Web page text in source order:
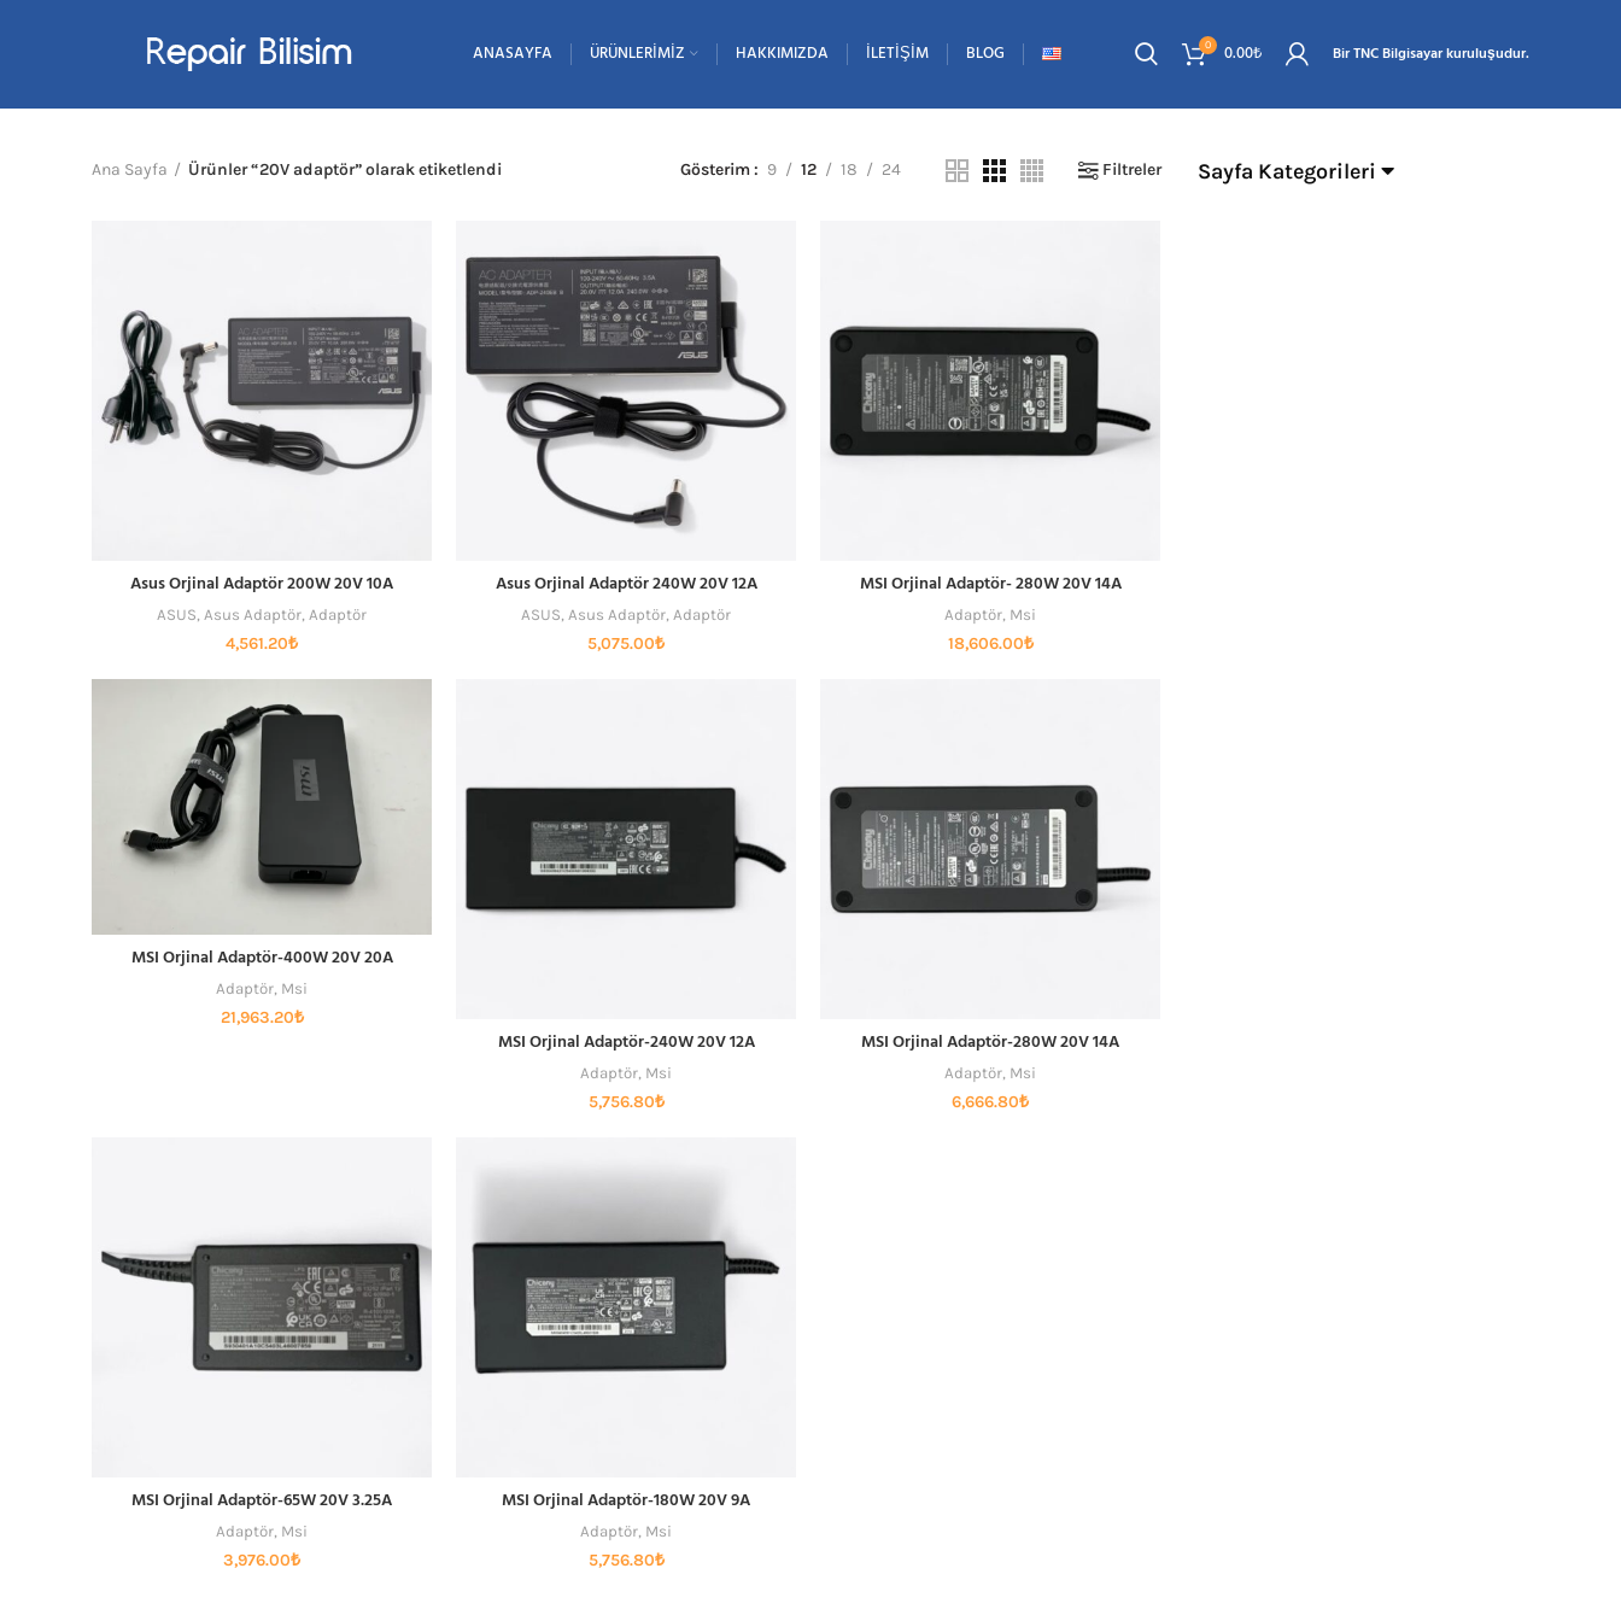
ANASAYFA ÜRÜNLERIMIZ HAKKIMIZDA İLETIŞIM BLOG 0 0.00₺ Bir TNC Bilgisayar kuruluşudur.
Sayfa Kategorileri
Ana Sayfa Ürünler “20V adaptör” olarak etiketlendi Gösterim 9 12 18 24 Filtreler
SEPETE EKLE
Asus Orjinal Adaptör 200W 20V 10A
ASUS,Asus Adaptör,Adaptör
4,561.20₺
SEPETE EKLE
Asus Orjinal Adaptör 240W 20V 12A
ASUS,Asus Adaptör,Adaptör
5,075.00₺
SEPETE EKLE
MSI Orjinal Adaptör- 280W 20V 14A
Adaptör, Msi
18,606.00₺
SEPETE EKLE
MSI Orjinal Adaptör-400W 20V 20A
Adaptör, Msi
21,963.20₺
SEPETE EKLE
MSI Orjinal Adaptör-240W 20V 12A
Adaptör, Msi
5,756.80₺
SEPETE EKLE
MSI Orjinal Adaptör-280W 20V 14A
Adaptör, Msi
6,666.80₺
SEPETE EKLE
MSI Orjinal Adaptör-65W 20V 3.25A
Adaptör, Msi
3,976.00₺
SEPETE EKLE
MSI Orjinal Adaptör-180W 20V 9A
Adaptör, Msi
5,756.80₺